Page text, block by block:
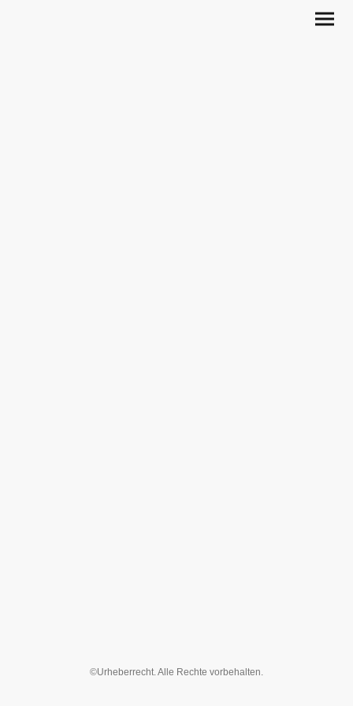
©Urheberrecht. Alle Rechte vorbehalten.